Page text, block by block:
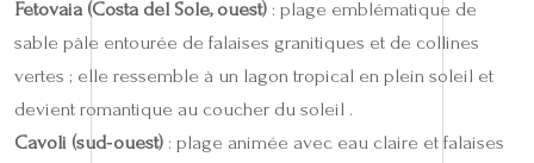
Fetovaia (Costa del Sole, ouest) : plage emblématique de
sable pâle entourée de falaises granitiques et de collines
vertes ; elle ressemble à un lagon tropical en plein soleil et
devient romantique au coucher du soleil .
Cavoli (sud‑ouest) : plage animée avec eau claire et falaises